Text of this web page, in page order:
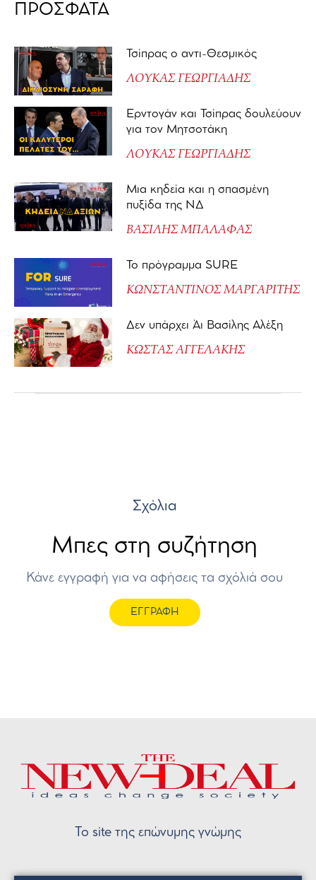
ΠΡΟΣΦΑΤΑ
Τσίπρας ο αντι-Θεσμικός
ΛΟΥΚΑΣ ΓΕΩΡΓΙΑΔΗΣ
Ερντογάν και Τσίπρας δουλεύουν
για τον Μητσοτάκη
ΛΟΥΚΑΣ ΓΕΩΡΓΙΑΔΗΣ
Μια κηδεία και η σπασμένη
πυξίδα της ΝΔ
ΒΑΣΙΛΗΣ ΜΠΑΛΑΦΑΣ
Το πρόγραμμα SURE
ΚΩΝΣΤΑΝΤΙΝΟΣ ΜΑΡΓΑΡΙΤΗΣ
Δεν υπάρχει Άι Βασίλης Αλέξη
ΚΩΣΤΑΣ ΑΓΓΕΛΑΚΗΣ
Σχόλια
Μπες στη συζήτηση
Κάνε εγγραφή για να αφήσεις τα σχόλιά σου
ΕΓΓΡΑΦΗ
Το site της επώνυμης γνώμης